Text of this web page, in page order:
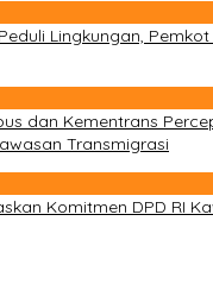
Lingkungan,
dan Kementrans
Transmigrasi
Komitmen DPD RI